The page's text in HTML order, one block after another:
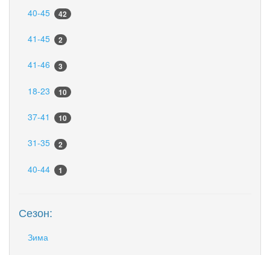
40-45 42
41-45 2
41-46 3
18-23 10
37-41 10
31-35 2
40-44 1
Сезон:
Зима